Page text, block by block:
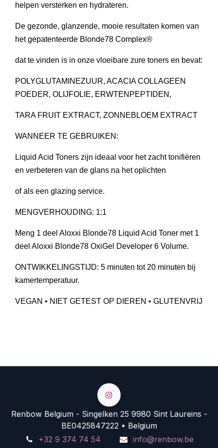
helpen versterken en hydrateren.
De gezonde, glanzende, mooie resultaten komen van
het gepatenteerde Blonde78 Complex®
dat te vinden is in onze vloeibare zure toners en bevat:
POLYGLUTAMINEZUUR, ACACIA COLLAGEEN
POEDER, OLIJFOLIE, ERWTENPEPTIDEN,
TARA FRUIT EXTRACT, ZONNEBLOEM EXTRACT
WANNEER TE GEBRUIKEN:
Liquid Acid Toners zijn ideaal voor het zacht tonifiëren
en verbeteren van de glans na het oplichten
of als een glazing service.
MENGVERHOUDING: 1:1
Meng 1 deel Aloxxi Blonde78 Liquid Acid Toner met 1
deel Aloxxi Blonde78 OxiGel Developer 6 Volume.
ONTWIKKELINGSTIJD: 5 minuten tot 20 minuten bij
kamertemperatuur.
VEGAN • NIET GETEST OP DIEREN • GLUTENVRIJ
Renbow Belgium - Singelken 25 9980 Sint Laureins -
BE0425847222 • Belgium
+32 9 374 74 54
info@renbow.be